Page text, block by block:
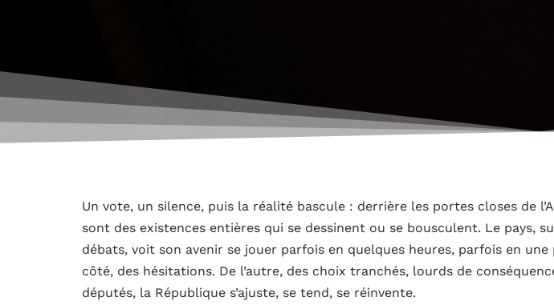
Un vote, un silence, puis la réalité bascule : derrière les portes closes de
sont des existences entières qui se dessinent ou se bousculent. Le pays,
débats, voit son avenir se jouer parfois en quelques heures, parfois en une
côté, des hésitations. De l’autre, des choix tranchés, lourds de
députés, la République s’ajuste, se tend, se réinvente.